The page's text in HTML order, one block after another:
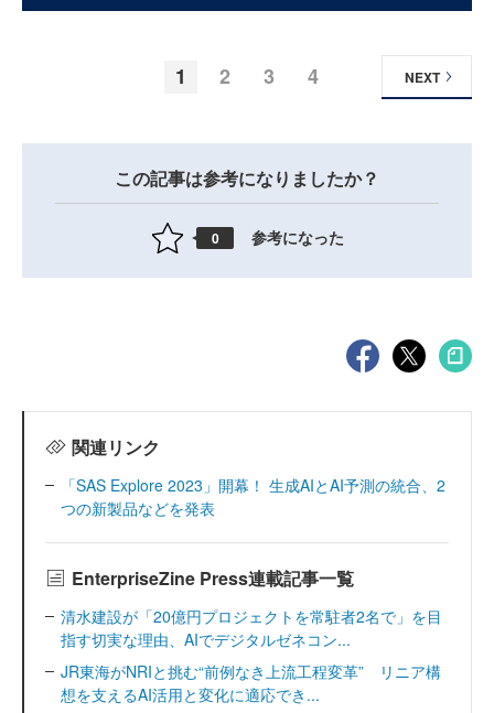
1 2 3 4 NEXT
この記事は参考になりましたか？
0 参考になった
関連リンク
「SAS Explore 2023」開幕！ 生成AIとAI予測の統合、2
つの新製品などを発表
EnterpriseZine Press連載記事一覧
清水建設が「20億円プロジェクトを常駐者2名で」を目
指す切実な理由、AIでデジタルゼネコン...
JR東海がNRIと挑む“前例なき上流工程変革” リニア構
想を支えるAI活用と変化に適応でき...